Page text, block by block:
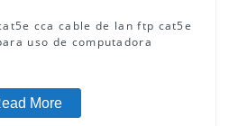
cca cable de lan ftp cat5e
uso de computadora
More